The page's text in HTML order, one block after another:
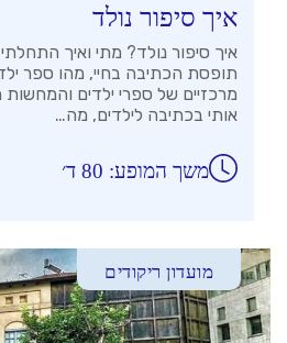
איך סיפור נולד
איך סיפור נולד? מתי ואיך
תופסת הכתיבה בחיי, מהו ספר
מרכזיים של ספרי ילדים
אותי בכתיבה לילדים, מה…
משך המופע: 80 ד׳
מועדון ריקודים